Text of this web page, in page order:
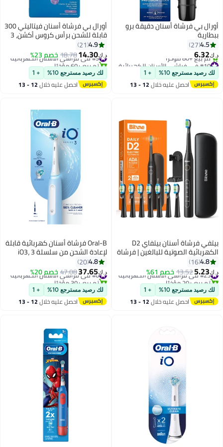
أورال بي فرشاة أسنان دقيقة برو
ببطارية
4.5
27
د.ك‏6.32
#10 في فراشي الأسنان الكهربائية
بتخلّص بسرعة
تم بيع +80 مؤخرًا
#10 في فراشي الأسنان الكهربائية
لك رصيد مسترجع 10% + 1
احصل عليه خلال 12 - 13
أورال بي فرشاة أسنان فيتاليتي 300
قابلة للشحن برأس كروس أكشن، 3
أوضاع تنظيف ومؤقت مدمج
لدقيقتين
4.9
21
د.ك‏14.30
18.78خصم 23% #9 في فراشي الأسنان الكهربائية
تم بيع +60 مؤخرًا
#9 في فراشي الأسنان الكهربائية
لك رصيد مسترجع 10% + 1
احصل عليه خلال 12 - 13
بيتفي فرشاة أسنان بيتفاي D2
الكهربائية الصوتية للبالغين | فرشاة
أوضاع تنظيف | 8 رؤوس فرشاة
أسنان | فرشاة أسنان للسفر مع
حافظة | فرشاة كهربائية للتنظيف
العميق
4.8
16
د.ك‏5.23
13.52خصم 61% #23 في فراشي الأسنان الكهربائية
تم بيع +20 مؤخرًا
#23 في فراشي الأسنان الكهربائية
لك رصيد مسترجع 10% + 1
احصل عليه خلال 12 - 13
Oral-B فرشاة أسنان كهربائية قابلة
لإعادة الشحن من سلسلة iO3، 3
أوضاع ذكية. تقنية آيو، الذكاء
الاصطناعي، التحكم الأمثل في
الضغط
4.8
20
د.ك‏37.65
47.08خصم 20% #6 في فراشي الأسنان الكهربائية
تم بيع +30 مؤخرًا
#6 في فراشي الأسنان الكهربائية
لك رصيد مسترجع 10% + 1
احصل عليه خلال 12 - 13